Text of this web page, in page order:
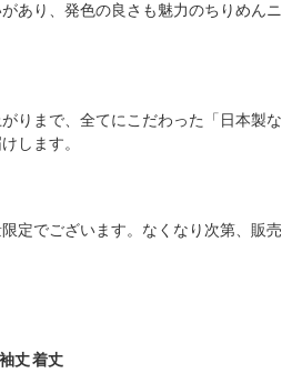
あり、発色の良さも魅力のちりめんニ
りまで、全てにこだわった「日本製な
します。
定でございます。なくなり次第、販売
袖丈着丈